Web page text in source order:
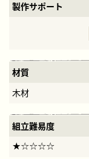
製作サポート
材質
木材
組立難易度